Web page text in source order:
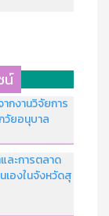
น์
กงานวิจัยการ
วัยอนุบาล
ะการตลาด
องในจังหวัดสุ